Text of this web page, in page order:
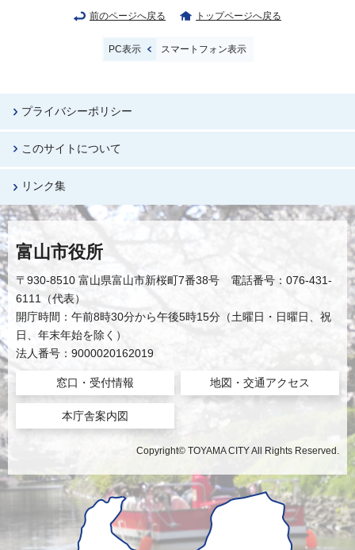
前のページへ戻る トップページへ戻る
PC表示 スマートフォン表示
プライバシーポリシー
このサイトについて
リンク集
富山市役所
〒930-8510 富山県富山市新桜町7番38号 電話番号：076-431-
6111（代表）
開庁時間：午前8時30分から午後5時15分（土曜日・日曜日、祝
日、年末年始を除く）
法人番号：9000020162019
窓口・受付情報 地図・交通アクセス
本庁舎案内図
Copyright© TOYAMA CITY All Rights Reserved.